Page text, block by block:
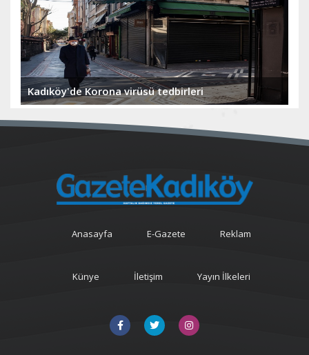
Kadıköy'de Korona virüsü tedbirleri
Anasayfa E-Gazete Reklam
Künye İletişim Yayın İlkeleri